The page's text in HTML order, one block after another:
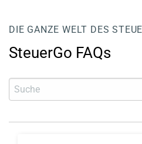
DIE GANZE WELT DES
SteuerGo FAQs